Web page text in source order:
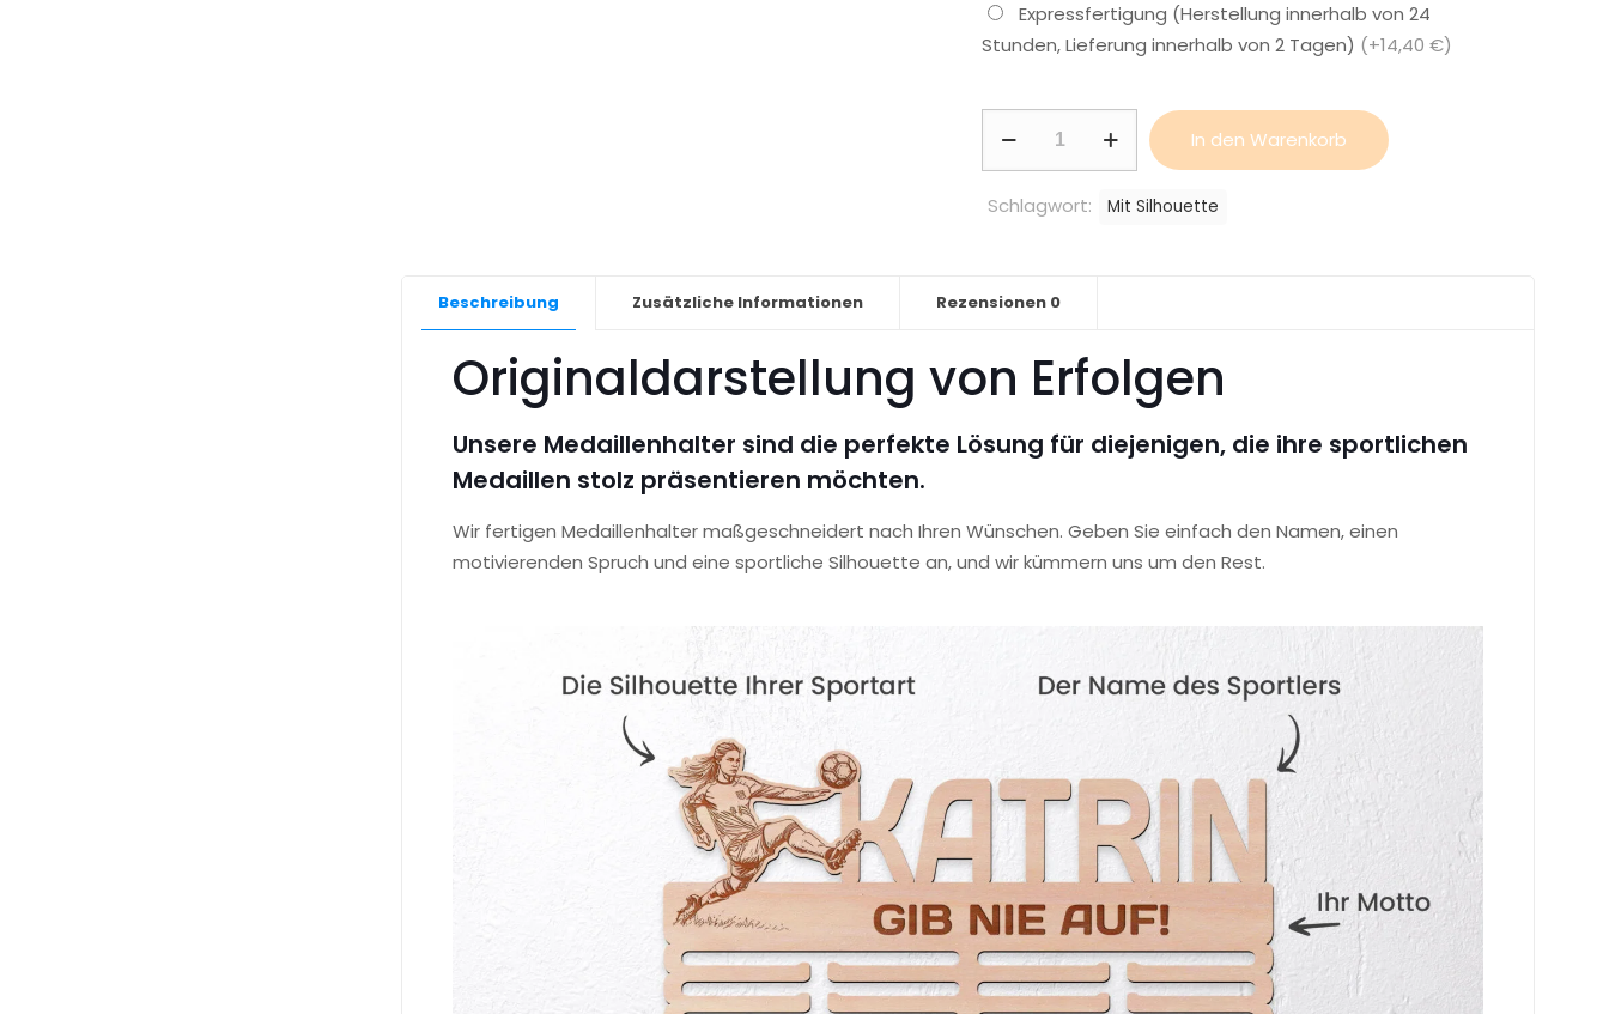
Expressfertigung (Herstellung innerhalb von 24
Stunden, Lieferung innerhalb von 2 Tagen) (+14,40 €)
Frau
In den Warenkorb
Schlagwort: Mit Silhouette
Beschreibung Zusätzliche Informationen Rezensionen 0
Originaldarstellung von Erfolgen
Unsere Medaillenhalter sind die perfekte Lösung für diejenigen, die ihre sportlichen
Medaillen stolz präsentieren möchten.
Wir fertigen Medaillenhalter maßgeschneidert nach Ihren Wünschen. Geben Sie einfach den Namen, einen
motivierenden Spruch und eine sportliche Silhouette an, und wir kümmern uns um den Rest.